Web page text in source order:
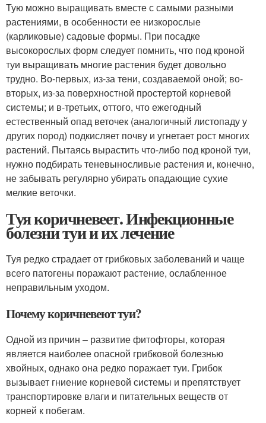
Тую можно выращивать вместе с самыми разными
растениями, в особенности ее низкорослые
(карликовые) садовые формы. При посадке
высокорослых форм следует помнить, что под кроной
туи выращивать многие растения будет довольно
трудно. Во-первых, из-за тени, создаваемой оной; во-
вторых, из-за поверхностной простертой корневой
системы; и в-третьих, оттого, что ежегодный
естественный опад веточек (аналогичный листопаду у
других пород) подкисляет почву и угнетает рост многих
растений. Пытаясь вырастить что-либо под кроной туи,
нужно подбирать теневыносливые растения и, конечно,
не забывать регулярно убирать опадающие сухие
мелкие веточки.
Туя коричневеет. Инфекционные
болезни туи и их лечение
Туя редко страдает от грибковых заболеваний и чаще
всего патогены поражают растение, ослабленное
неправильным уходом.
Почему коричневеют туи?
Одной из причин – развитие фитофторы, которая
является наиболее опасной грибковой болезнью
хвойных, однако она редко поражает туи. Грибок
вызывает гниение корневой системы и препятствует
транспортировке влаги и питательных веществ от
корней к побегам.